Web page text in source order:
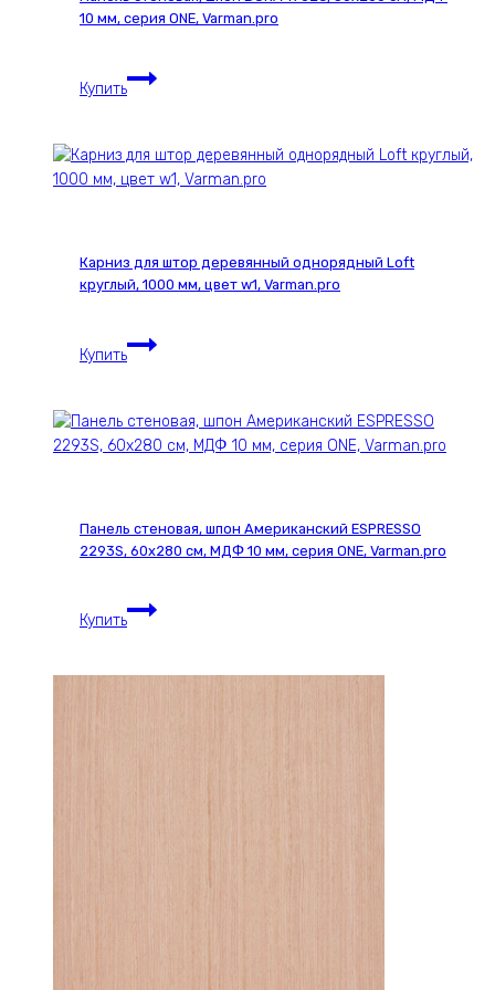
10 мм, серия ONE, Varman.pro
Купить
Панель
стеновая,
1962С,
10
мм,
ONE,
Varman.pro
Карниз для штор деревянный однорядный Loft
круглый, 1000 мм, цвет w1, Varman.pro
Купить
Карниз
для
однорядный
мм,
цвет
Varman.pro
Панель стеновая, шпон Американский ESPRESSO
2293S, 60х280 см, МДФ 10 мм, серия ONE, Varman.pro
Купить
Панель
стеновая,
Американский